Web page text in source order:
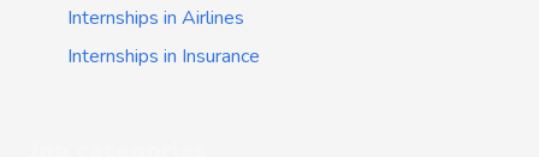
Internships in Airlines
Internships in Insurance